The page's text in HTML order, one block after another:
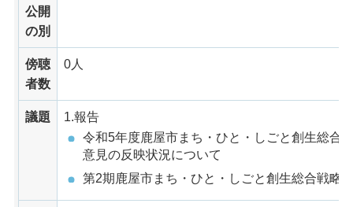
公開
の別
傍聴
者数
0人
議題
1.報告
令和5年度鹿屋市まち・ひと・しごと創生総合
意見の反映状況について
第2期鹿屋市まち・ひと・しごと創生総合戦略